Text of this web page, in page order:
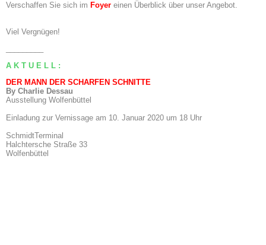
Verschaffen Sie sich im Foyer einen Überblick über unser Angebot.
Viel Vergnügen!
A K T U E L L :
DER MANN DER SCHARFEN SCHNITTE
By Charlie Dessau
Ausstellung Wolfenbüttel
Einladung zur Vernissage am 10. Januar 2020 um 18 Uhr
SchmidtTerminal
Halchtersche Straße 33
Wolfenbüttel